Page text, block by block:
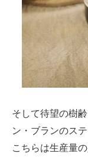
そして待望の樹
ン・ブランのス
こちらは生産量